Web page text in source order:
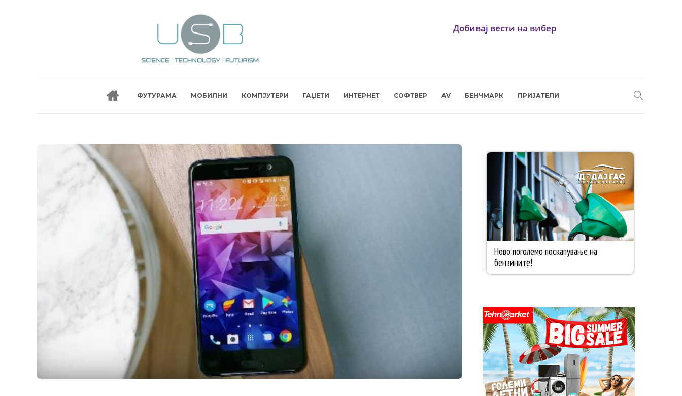
Добивај вести на вибер
ФУТУРАМА МОБИЛНИ КОМПЈУТЕРИ ГАЏЕТИ ИНТЕРНЕТ СОФТВЕР AV БЕНЧМАРК ПРИЈАТЕЛИ